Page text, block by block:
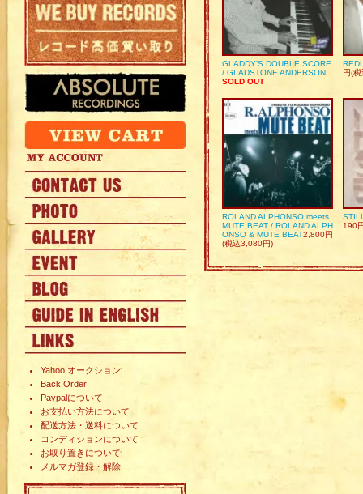
Yahoo!オークション
Back Order
Paypalについて
お支払い方法について
配送方法・送料について
コンディションについて
お取り置きについて
メルマガ登録・解除
GLADDY’S DOUBLE SCORE
/ GLADSTONE ANDERSON
SOLD OUT
円(
ROLAND ALPHONSO meets
MUTE BEAT / ROLAND ALPH
ONSO & MUTE BEAT2,800円
(税込3,080円)
190